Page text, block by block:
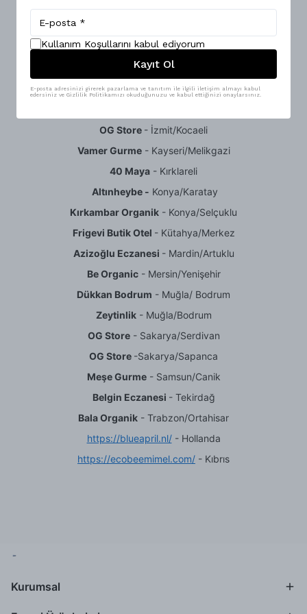
Sürdür- İstanbul/ Bomonti
Taze Mutfak
Vegan İstasyon- İstanbul/Şişli
Hane Dükkan- İzmir/Aliağa
Değirmen Baharat- İzmir/Bornova
OG Store - İzmit/Kocaeli
Vamer Gurme- Kayseri/Melikgazi
40 Maya - Kırklareli
Altınheybe - Konya/Karatay
Kırkambar Organik - Konya/Selçuklu
Frigevi Butik Otel - Kütahya/Merkez
Azizoğlu Eczanesi - Mardin/Artuklu
Be Organic- Mersin/Yenişehir
Dükkan Bodrum - Muğla/ Bodrum
Zeytinlik- Muğla/Bodrum
OG Store- Sakarya/Serdivan
OG Store -Sakarya/Sapanca
Meşe Gurme- Samsun/Canik
Belgin Eczanesi - Tekirdağ
Bala Organik - Trabzon/Ortahisar
https://blueapril.nl/- Hollanda
https://ecobeemimel.com/ - Kıbrıs
Kurumsal
Kullanım Koşullarını kabul ediyorum
Kayıt Ol
E-posta adresinizi girerek pazarlama ve tanıtım ile ilgili iletişim almayı kabul
edersiniz ve Gizlilik Politikamızı okuduğunuzu ve kabul ettiğinizi onaylarsınız.